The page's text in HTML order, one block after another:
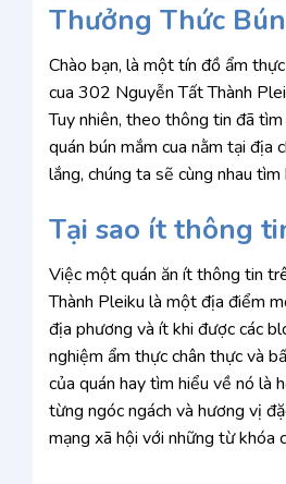
Thưởng Thức
Chào bạn, là một tín đồ ẩm
cua 302 Nguyễn Tất Thành
Tuy nhiên, theo thông tin đã
quán bún mắm cua nằm tại địa
lắng, chúng ta sẽ cùng nhau
Tại sao ít thông
Việc một quán ăn ít thông tin
Thành Pleiku là một địa điểm
địa phương và ít khi được các
nghiệm ẩm thực chân thực và
của quán hay tìm hiểu về nó là
từng ngóc ngách và hương vị
mạng xã hội với những từ khóa